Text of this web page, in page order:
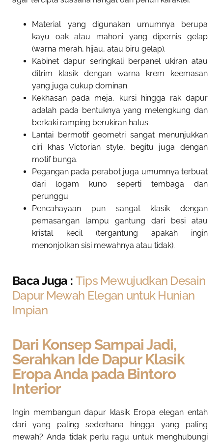
Material yang digunakan umumnya berupa
kayu oak atau mahoni yang dipernis gelap
(warna merah, hijau, atau biru gelap).
Kabinet dapur seringkali berpanel ukiran atau
ditrim klasik dengan warna krem keemasan
yang juga cukup dominan.
Kekhasan pada meja, kursi hingga rak dapur
adalah pada bentuknya yang melengkung dan
berkaki ramping berukiran halus.
Lantai bermotif geometri sangat menunjukkan
ciri khas Victorian style, begitu juga dengan
motif bunga.
Pegangan pada perabot juga umumnya terbuat
dari logam kuno seperti tembaga dan
perunggu.
Pencahayaan pun sangat klasik dengan
pemasangan lampu gantung dari besi atau
kristal kecil (tergantung apakah ingin
menonjolkan sisi mewahnya atau tidak).
Baca Juga : Tips Mewujudkan Desain
Dapur Mewah Elegan untuk Hunian
Impian
Dari Konsep Sampai Jadi,
Serahkan Ide Dapur Klasik
Eropa Anda pada Bintoro
Interior
Ingin membangun dapur klasik Eropa elegan entah
dari yang paling sederhana hingga yang paling
mewah? Anda tidak perlu ragu untuk menghubungi